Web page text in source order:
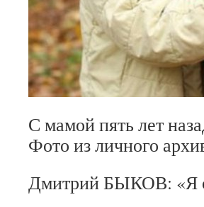
С мамой пять лет
Фото из личного
Дмитрий БЫКОВ: «Я